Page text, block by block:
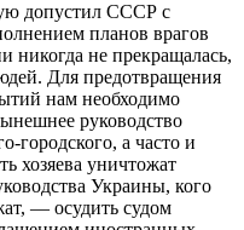
допустил СССР с
планов врагов
никогда не прекращалась,
Для предотвращения
нам необходимо
руководство
городского, а часто и
хозяева уничтожат
Украины, кого
— осудить судом